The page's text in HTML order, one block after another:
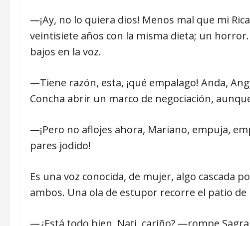
―¡Ay, no lo quiera dios! Menos mal que mi
veintisiete años con la misma dieta; un
bajos en la voz.
―Tiene razón, esta, ¡qué empalago! Anda,
Concha abrir un marco de negociación,
―¡Pero no aflojes ahora, Mariano, empuja,
pares jodido!
Es una voz conocida, de mujer, algo cascada
ambos. Una ola de estupor recorre el patio